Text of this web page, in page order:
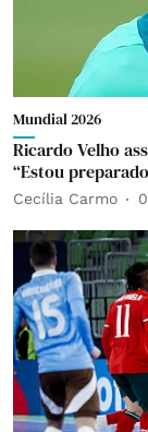
Mundial 2026
Ricardo Velho
“Estou
Cecília Carmo